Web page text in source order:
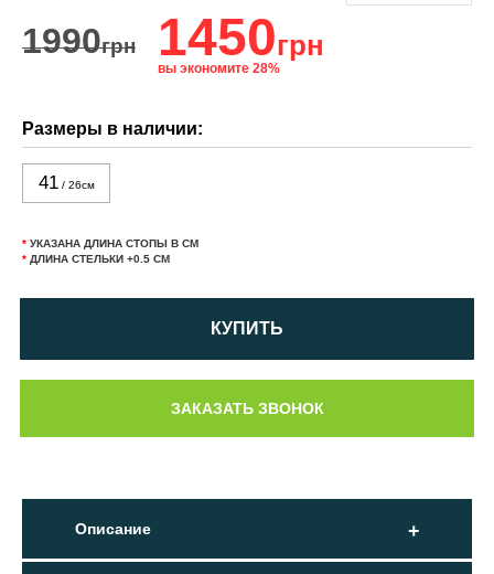
1990грн 1450грн
вы экономите 28%
Размеры в наличии:
41/ 26см
* УКАЗАНА ДЛИНА СТОПЫ В СМ
* ДЛИНА СТЕЛЬКИ +0.5 СМ
КУПИТЬ
Описание